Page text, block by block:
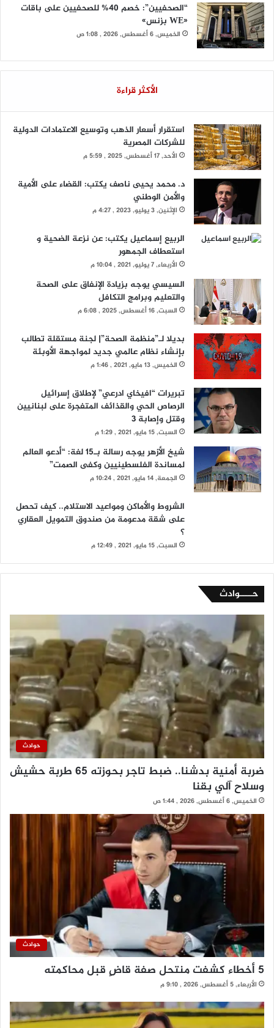
“الصحفيين”: خصم 40% للصحفيين على باقات
«WE بزنس»
الخميس, 6 أغسطس, 2026 , 1:08 ص
الأكثر قراءة
استقرار أسعار الذهب وتوسيع الاعتمادات الدولية
للشركات المصرية
الأحد, 17 أغسطس, 2025 , 5:59 م
د. محمد يحيى ناصف يكتب: القضاء على الأمية
والأمن الوطني
الإثنين, 3 يوليو, 2023 , 4:27 م
الربيع إسماعيل يكتب: عن نزعة الضحية و
استعطاف الجمهور
الأربعاء, 7 يوليو, 2021 , 10:04 م
السيسي يوجه بزيادة الإنفاق على الصحة
والتعليم وبرامج التكافل
السبت, 16 أغسطس, 2025 , 6:08 م
بديلا لـ”منظمة الصحة”| لجنة مستقلة تطالب
بإنشاء نظام عالمي جديد لمواجهة الأوبئة
الخميس, 13 مايو, 2021 , 1:46 م
تبريرات “افيخاي ادرعي” لإطلاق إسرائيل
الرصاص الحي والقذائف المتفجرة على لبنانيين
وقتل وإصابة 3
السبت, 15 مايو, 2021 , 1:29 م
شيخ الأزهر يوجه رسالة بـ15 لغة: “أدعو العالم
لمساندة الفلسطينيين وكفى الصمت”
الجمعة, 14 مايو, 2021 , 10:24 م
الشروط والأماكن ومواعيد الاستلام.. كيف تحصل
على شقة مدعومة من صندوق التمويل العقاري
؟
السبت, 15 مايو, 2021 , 12:49 م
حــــوادث
حوادث
ضربة أمنية بدشنا.. ضبط تاجر بحوزته 65 طربة حشيش
وسلاح آلي بقنا
الخميس, 6 أغسطس, 2026 , 1:44 ص
حوادث
5 أخطاء كشفت منتحل صفة قاضٍ قبل محاكمته
الأربعاء, 5 أغسطس, 2026 , 9:10 م